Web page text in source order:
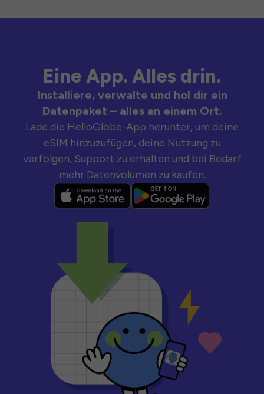
Eine App. Alles drin.
Installiere, verwalte und hol dir ein
Datenpaket – alles an einem Ort.
Lade die HelloGlobe-App herunter, um deine
eSIM hinzuzufügen, deine Nutzung zu
verfolgen, Support zu erhalten und bei Bedarf
mehr Datenvolumen zu kaufen.